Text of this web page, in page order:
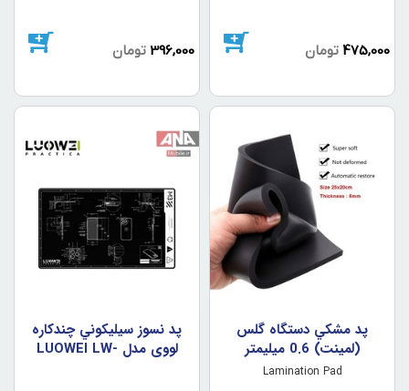
475,000 تومان 396,000 تومان
پد مشکي دستگاه گلس
(لمينت) 0.6 ميليمتر
Lamination Pad
پد نسوز سيليکوني چندکاره
لووي مدل LUOWEI LW-